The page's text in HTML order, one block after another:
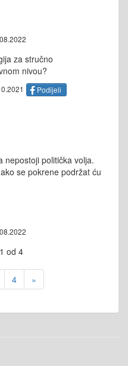
za stručno
nivou?
Podijeli
nepostoji politička volja.
se pokrene podržat ću
od 4
4 »